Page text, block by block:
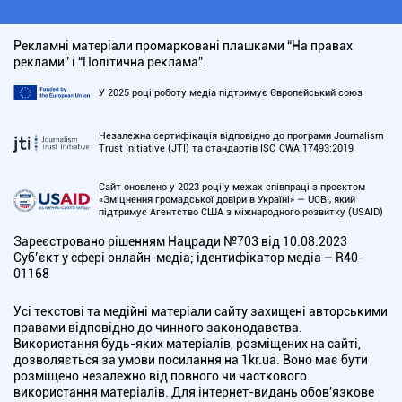
Рекламні матеріали промарковані плашками “На правах
реклами” і “Політична реклама”.
У 2025 році роботу медіа підтримує Європейський союз
Незалежна сертифікація відповідно до програми Journalism
Trust Initiative (JTI) та стандартів ISO CWA 17493:2019
Сайт оновлено у 2023 році у межах співпраці з проєктом
«Зміцнення громадської довіри в Україні» — UCBI, який
підтримує Агентство США з міжнародного розвитку (USAID)
Зареєстровано рішенням Нацради №703 від 10.08.2023
Cуб’єкт у сфері онлайн-медіа; ідентифікатор медіа – R40-
01168
Усі текстові та медійні матеріали сайту захищені авторськими
правами відповідно до чинного законодавства.
Використання будь-яких матеріалів, розміщених на сайті,
дозволяється за умови посилання на 1kr.ua. Воно має бути
розміщено незалежно від повного чи часткового
використання матеріалів. Для інтернет-видань обов'язкове